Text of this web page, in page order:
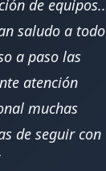
de equipos..
saludo a todo
a paso las
atención
muchas
de seguir con